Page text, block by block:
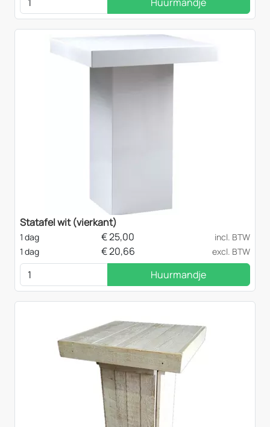
Statafel wit (vierkant)
1 dag €25,00
incl. BTW
1 dag
€20,66 excl. BTW
Huurmandje